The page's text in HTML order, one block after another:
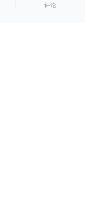
评论